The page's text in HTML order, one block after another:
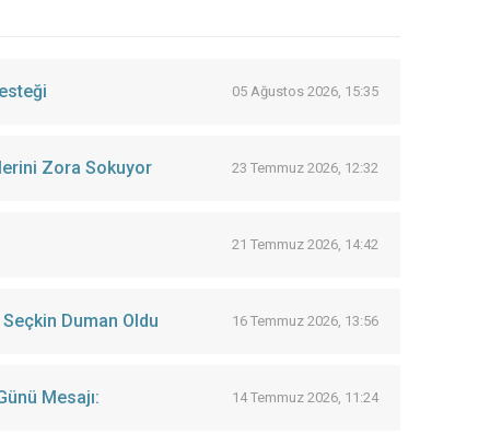
05 Ağustos 2026, 15:35
Zora Sokuyor 23 Temmuz 2026, 12:32
21 Temmuz 2026, 14:42
Duman Oldu 16 Temmuz 2026, 13:56
Mesajı: 14 Temmuz 2026, 11:24